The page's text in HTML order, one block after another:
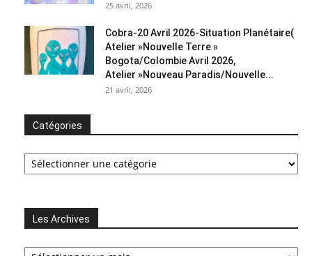
25 avril, 2026
Cobra-20 Avril 2026-Situation Planétaire(
Atelier »Nouvelle Terre »
Bogota/Colombie Avril 2026,
Atelier »Nouveau Paradis/Nouvelle...
21 avril, 2026
Catégories
Catégories
Les Archives
Les